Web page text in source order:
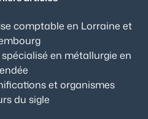
comptable en Lorraine et
en métallurgie en
et organismes
du sigle